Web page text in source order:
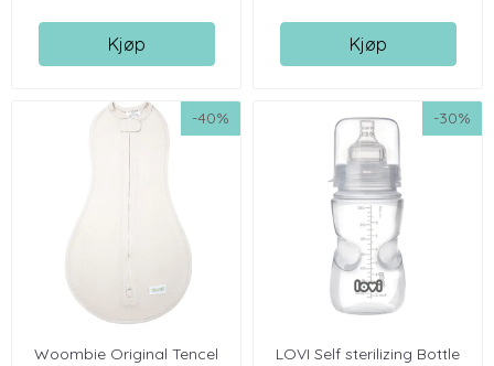
Kjøp Kjøp
-40%
Woombie Original Tencel
-30%
LOVI Self sterilizing Bottle